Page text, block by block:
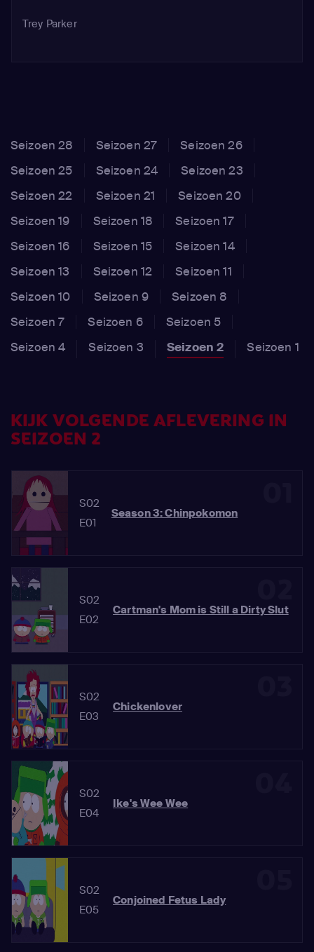
Trey Parker
Seizoen 28 Seizoen 27
Seizoen 26
Seizoen 25
Seizoen 24
Seizoen 23
Seizoen 22
Seizoen 21
Seizoen 20
Seizoen 19
Seizoen 18
Seizoen 17
Seizoen 16
Seizoen 15
Seizoen 14
Seizoen 13
Seizoen 12
Seizoen 11
Seizoen 10
Seizoen 9
Seizoen 8
Seizoen 7
Seizoen 6
Seizoen 5
Seizoen 4
Seizoen 3 Seizoen 2 Seizoen 1
KIJK VOLGENDE AFLEVERING IN
SEIZOEN 2
S02
E01
Season 3: Chinpokomon
S02
E02
Cartman's Mom is Still a Dirty Slut
S02
E03
Chickenlover
S02
E04
Ike's Wee Wee
S02
E05
Conjoined Fetus Lady